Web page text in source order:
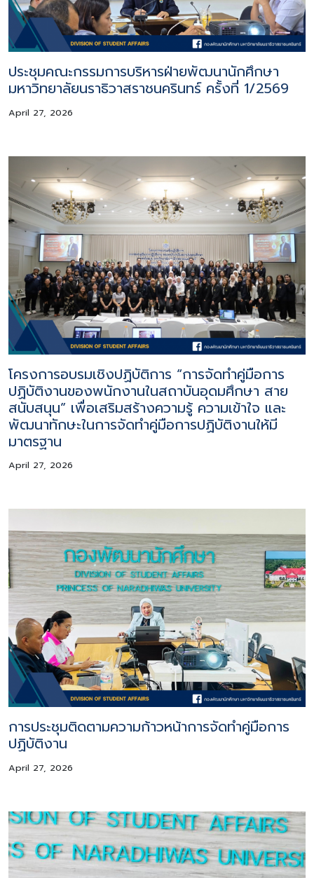
ประชุมคณะกรรมการบริหารฝ่ายพัฒนานักศึกษา
มหาวิทยาลัยนราธิวาสราชนครินทร์ ครั้งที่ 1/2569
April 27, 2026
โครงการอบรมเชิงปฏิบัติการ “การจัดทำคู่มือการ
ปฏิบัติงานของพนักงานในสถาบันอุดมศึกษา สาย
สนับสนุน” เพื่อเสริมสร้างความรู้ ความเข้าใจ และ
พัฒนาทักษะในการจัดทำคู่มือการปฏิบัติงานให้มี
มาตรฐาน
April 27, 2026
การประชุมติดตามความก้าวหน้าการจัดทำคู่มือการ
ปฏิบัติงาน
April 27, 2026